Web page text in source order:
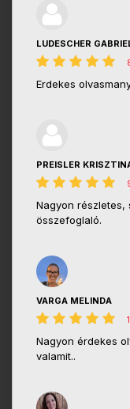
LUDESCHER
Erdekes
PREISLER
Nagyon részletes,
összefoglaló.
VARGA MELINDA
Nagyon érdekes
valamit..